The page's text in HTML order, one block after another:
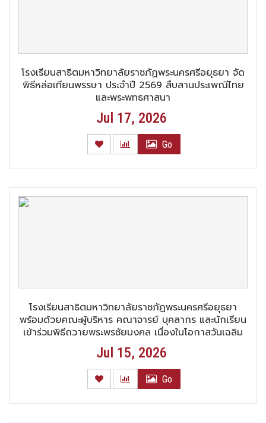
โรงเรียนสาธิตมหาวิทยาลัยราชภัฏพระนครศรีอยุธยา จัด
พิธีหล่อเทียนพรรษา ประจำปี 2569 สืบสานประเพณีไทย
และพระพุทธศาสนา
Jul 17, 2026
Go
โรงเรียนสาธิตมหาวิทยาลัยราชภัฏพระนครศรีอยุธยา
พร้อมด้วยคณะผู้บริหาร คณาจารย์ บุคลากร และนักเรียน
เข้าร่วมพิธีถวายพระพรชัยมงคล เนื่องในโอกาสวันเฉลิม
พระชนมพรรษา พระบาทสมเด็จพระปรเมนทรรามาธิบดี ศรี
สินทรมหาวชิราลงกรณ พระวชิรเกล้าเจ้าอยู่หัว ณ โดม
อเนกประสงค์
Jul 15, 2026
Go